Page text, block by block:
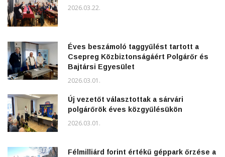
2026.03.22.
Éves beszámoló taggyűlést tartott a
Csepreg Közbiztonságáért Polgárőr és
Bajtársi Egyesület
2026.03.01.
Új vezetőt választottak a sárvári
polgárőrök éves közgyűlésükön
2026.03.01.
Félmilliárd forint értékű géppark őrzése a